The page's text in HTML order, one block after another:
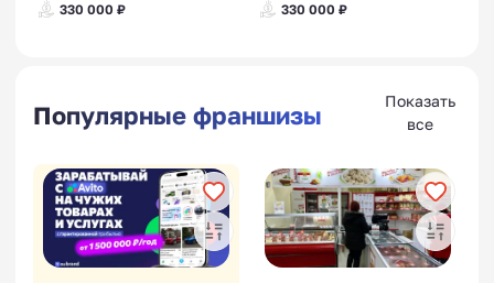
330 000 ₽
330 000 ₽
Популярные франшизы
Показать
все